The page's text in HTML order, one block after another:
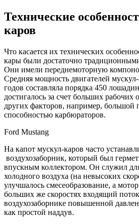
Технические
каров
Что касается их технических
кары были достаточно
Они имели переднемоторную
Средняя мощность двигателей
годов составляла порядка 450
достигалось за счет больших рабочих
других факторов, например, большой
способностью карбюраторов.
Ford Mustang
На капот мускул-каров часто
воздухозаборник, который был
впускным коллектором. Он служил
холодного воздуха (на невысоких
улучшалось смесеобразование, а
больших же скоростях входящий поток
воздухозаборнике повышенной
как простой наддув.